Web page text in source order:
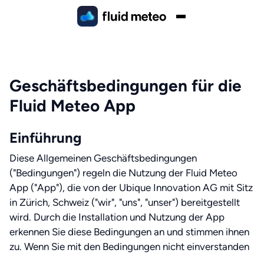
Geschäftsbedingungen für die
Fluid Meteo App
Einführung
Diese Allgemeinen Geschäftsbedingungen
("Bedingungen") regeln die Nutzung der Fluid Meteo
App ("App"), die von der Ubique Innovation AG mit Sitz
in Zürich, Schweiz ("wir", "uns", "unser") bereitgestellt
wird. Durch die Installation und Nutzung der App
erkennen Sie diese Bedingungen an und stimmen ihnen
zu. Wenn Sie mit den Bedingungen nicht einverstanden